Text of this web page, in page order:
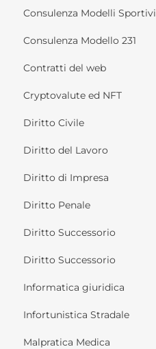
Consulenza Modelli Sportivi
Consulenza Modello 231
Contratti del web
Cryptovalute ed NFT
Diritto Civile
Diritto del Lavoro
Diritto di Impresa
Diritto Penale
Diritto Successorio
Diritto Successorio
Informatica giuridica
Infortunistica Stradale
Malpratica Medica